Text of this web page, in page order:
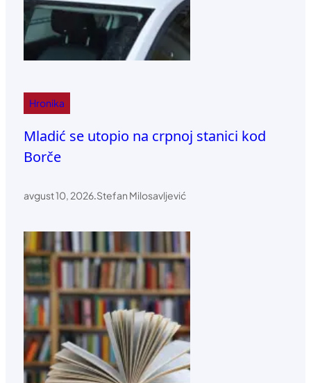
Hronika
Mladić se utopio na crpnoj stanici kod
Borče
avgust 10, 2026.Stefan Milosavljević